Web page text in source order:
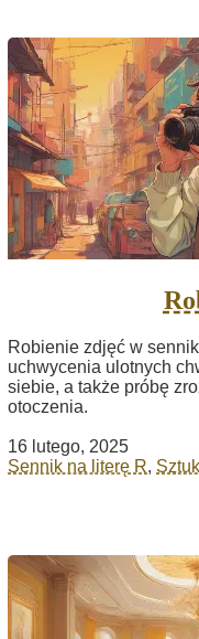
Robienie zdjęć w
uchwycenia ulotnych
siebie, a także próbę
otoczenia.
16 lutego, 2025
Sennik na literę R,